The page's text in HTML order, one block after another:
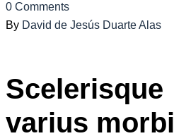
0 Comments
By David de Jesús Duarte Alas
Scelerisque
varius morbi